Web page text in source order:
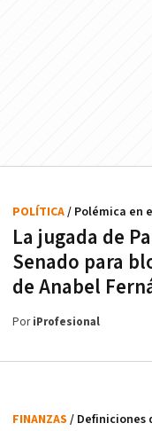
La jugada de
Senado para
de Anabel
POLÍTICA/ Polémica en
PoriProfesional
FINANZAS / Definiciones